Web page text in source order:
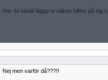
Har du slutat lägga ut naken bilder på dig
Nej men varför då???!!